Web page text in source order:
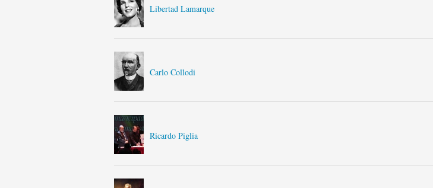
Libertad Lamarque
Carlo Collodi
Ricardo Piglia